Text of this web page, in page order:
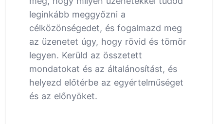
leginkább meggyőzni a
célközönségedet, és fogalmazd meg
az üzenetet úgy, hogy rövid és tömör
legyen. Kerüld az összetett
mondatokat és az általánosítást, és
helyezd előtérbe az egyértelműséget
és az előnyöket.